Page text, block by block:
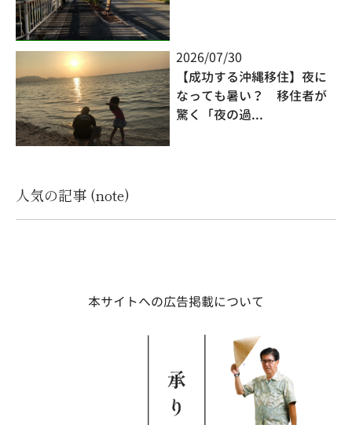
2026/07/30
【成功する沖縄移住】夜に
なっても暑い？ 移住者が
驚く「夜の過...
人気の記事 (note)
本サイトへの広告掲載について